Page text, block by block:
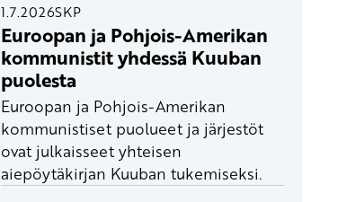
1.7.2026SKP
Euroopan ja Pohjois-Amerikan
kommunistit yhdessä Kuuban
puolesta
Euroopan ja Pohjois-Amerikan
kommunistiset puolueet ja järjestöt
ovat julkaisseet yhteisen
aiepöytäkirjan Kuuban tukemiseksi.